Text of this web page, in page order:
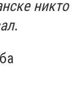
никто
.